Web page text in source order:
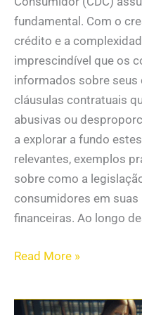
fundamental. Com o
crédito e a
imprescindível que os
informados sobre
cláusulas contratuais
abusivas ou
a explorar a fundo
relevantes, exemplos
sobre como a
consumidores em
financeiras. Ao longo
Read More »